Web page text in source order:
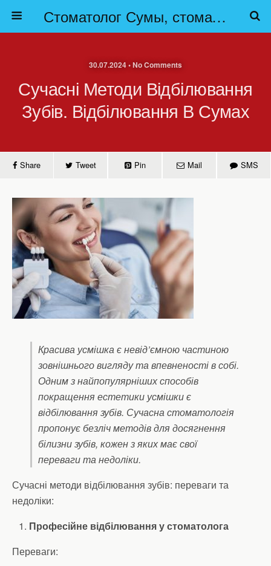
Стоматолог Сумы, стоматологические клиники Сумы, детская стоматология в Сумах. | Частная стоматология Сумы
30.07.2024 • No Comments
Сучасні Методи Відбілювання
Зубів. Відбілювання В Сумах
Share Tweet Pin Mail SMS
Красива усмішка є невід’ємною частиною
зовнішнього вигляду та впевненості в собі.
Одним з найпопулярніших способів
покращення естетики усмішки є
відбілювання зубів. Сучасна стоматологія
пропонує безліч методів для досягнення
білизни зубів, кожен з яких має свої
переваги та недоліки.
Сучасні методи відбілювання зубів: переваги та
недоліки:
Професійне відбілювання у стоматолога
Переваги: